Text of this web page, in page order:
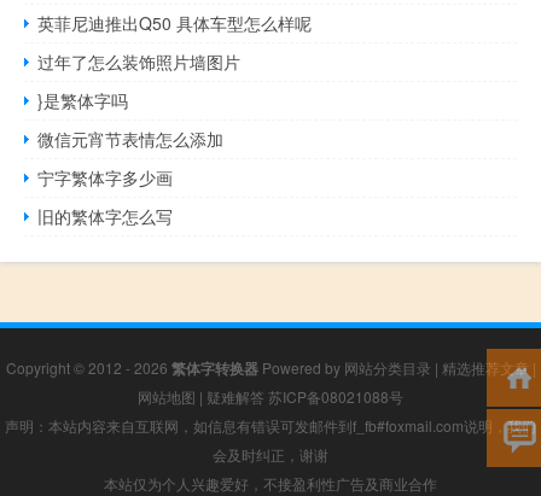
英菲尼迪推出Q50 具体车型怎么样呢
过年了怎么装饰照片墙图片
}是繁体字吗
微信元宵节表情怎么添加
宁字繁体字多少画
旧的繁体字怎么写
Copyright © 2012 - 2026 繁体字转换器Powered by 网站分类目录 | 精选推荐文章 |
网站地图 | 疑难解答 苏ICP备08021088号
声明：本站内容来自互联网，如信息有错误可发邮件到f_fb#foxmail.com说明，我们
会及时纠正，谢谢
本站仅为个人兴趣爱好，不接盈利性广告及商业合作